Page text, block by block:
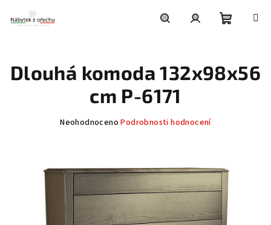
obsah
košík
Dlouhá komoda 132x98x56
cm P-6171
Průměrné
0,0
Neohodnoceno Podrobnosti hodnocení